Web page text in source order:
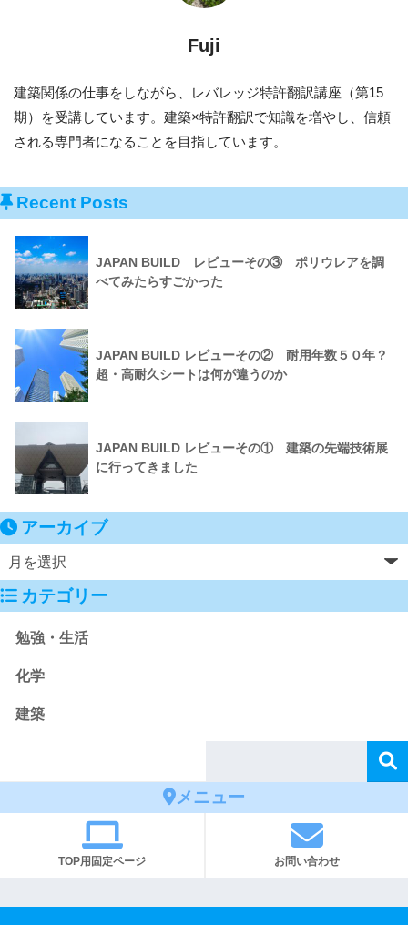
Fuji
建築関係の仕事をしながら、レバレッジ特許翻訳講座（第15
期）を受講しています。建築×特許翻訳で知識を増やし、信頼
される専門者になることを目指しています。
Recent Posts
JAPAN BUILD レビューその③ ポリウレアを調
べてみたらすごかった
JAPAN BUILD レビューその② 耐用年数５０年？
超・高耐久シートは何が違うのか
JAPAN BUILD レビューその① 建築の先端技術展
に行ってきました
アーカイブ
カテゴリー
勉強・生活
化学
建築
メニュー
TOP用固定ページ お問い合わせ